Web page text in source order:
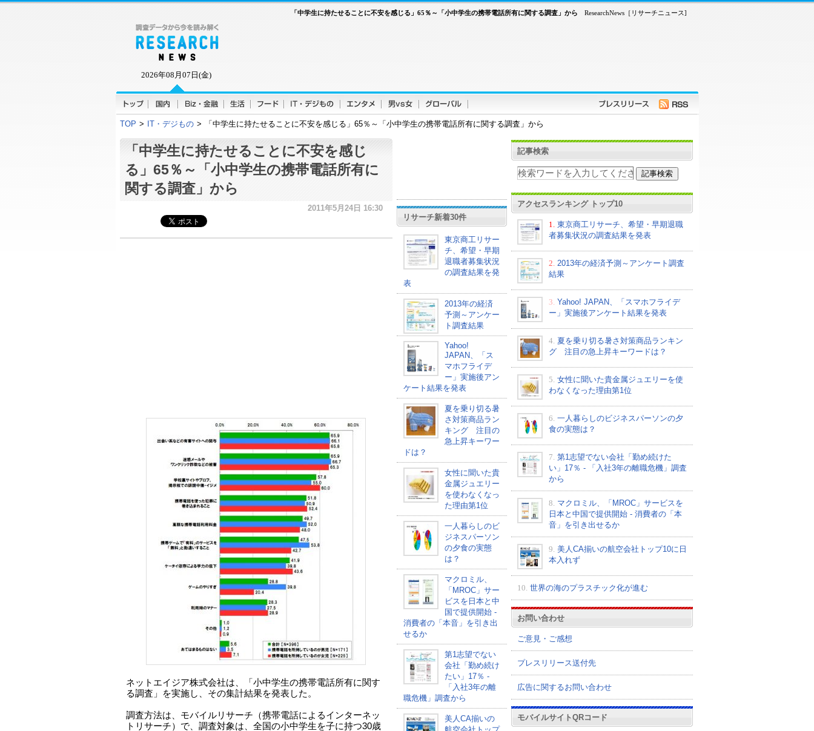
2026年08月07日(金)
ResearchNews［リサーチニュース]
「中学生に持たせることに不安を感じる」65％～「小中学生の携帯電話所有に関する調査」から
TOP > IT・デジもの > 「中学生に持たせることに不安を感じる」65％～「小中学生の携帯電話所有に関する調査」から
「中学生に持たせることに不安を感じ
る」65％～「小中学生の携帯電話所有に
関する調査」から
2011年5月24日 16:30
ネットエイジア株式会社は、「小中学生の携帯電話所有に関す
る調査」を実施し、その集計結果を発表した。
調査方法は、モバイルリサーチ（携帯電話によるインターネッ
トリサーチ）で、調査対象は、全国の小中学生を子に持つ30歳
リサーチ新着30件
東京商工リサー
チ、希望・早期
退職者募集状況
の調査結果を発
表
2013年の経済
予測～アンケー
ト調査結果
Yahoo!
JAPAN、「ス
マホフライデ
ー」実施後アン
ケート結果を発表
夏を乗り切る暑
さ対策商品ラン
キング 注目の
急上昇キーワー
ドは？
女性に聞いた貴
金属ジュエリー
を使わなくなっ
た理由第1位
一人暮らしのビ
ジネスパーソン
の夕食の実態
は？
マクロミル、
「MROC」サー
ビスを日本と中
国で提供開始 -
消費者の「本音」を引き出
せるか
第1志望でない
会社「勤め続け
たい」17％ -
「入社3年の離
職危機」調査から
美人CA揃いの
記事検索
アクセスランキング トップ10
1.
東京商工リサーチ、希望・早期退職
者募集状況の調査結果を発表
2. 2013年の経済予測～アンケート調査
結果
3. Yahoo! JAPAN、「スマホフライデ
ー」実施後アンケート結果を発表
4. 夏を乗り切る暑さ対策商品ランキン
グ 注目の急上昇キーワードは？
5. 女性に聞いた貴金属ジュエリーを使
わなくなった理由第1位
6. 一人暮らしのビジネスパーソンの夕
食の実態は？
7. 第1志望でない会社「勤め続けた
い」17％ - 「入社3年の離職危機」調査
から
8. マクロミル、「MROC」サービスを
日本と中国で提供開始 - 消費者の「本
音」を引き出せるか
9. 美人CA揃いの航空会社トップ10に日
本入れず
10. 世界の海のプラスチック化が進む
お問い合わせ
ご意見・ご感想
プレスリリース送付先
広告に関するお問い合わせ
モバイルサイトQRコード